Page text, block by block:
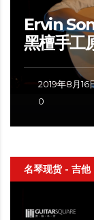
Ervin
黑檀手工
2019年8月16
0
名琴现货 - 吉他